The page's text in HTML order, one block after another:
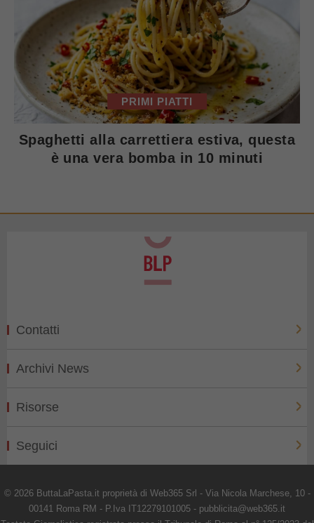
PRIMI PIATTI
Spaghetti alla carrettiera estiva, questa
è una vera bomba in 10 minuti
Contatti
Archivi News
Risorse
Seguici
© 2026 ButtaLaPasta.it proprietà di Web365 Srl - Via Nicola Marchese, 10 -
00141 Roma RM - P.Iva IT12279101005 - pubblicita@web365.it